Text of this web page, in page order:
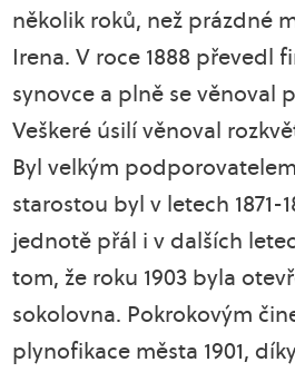
několik roků, než prázdné
Irena. V roce 1888 převedl
synovce a plně se věnoval
Veškeré úsilí věnoval
Byl velkým
starostou byl v letech 1871-
jednotě přál i v dalších
tom, že roku 1903 byla
sokolovna. Pokrokovým
plynofikace města 1901,